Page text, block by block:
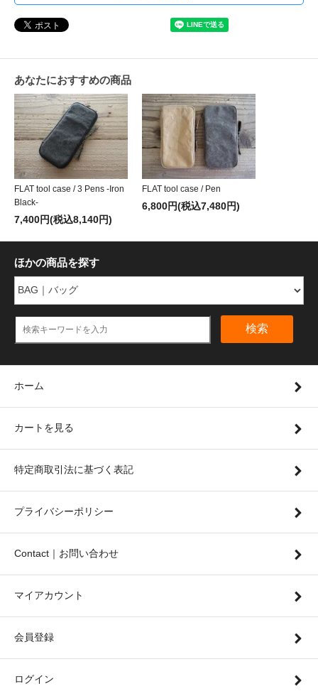
あなたにおすすめの商品
FLAT tool case / 3 Pens -Iron
Black-
7,400円(税込8,140円)
FLAT tool case / Pen
6,800円(税込7,480円)
ほかの商品を探す
検索
ホーム
カートを見る
特定商取引法に基づく表記
プライバシーポリシー
Contact｜お問い合わせ
マイアカウント
会員登録
ログイン